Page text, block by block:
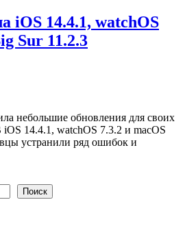
iOS 14.4.1, watchOS
Sur 11.2.3
небольшие обновления для своих
14.4.1, watchOS 7.3.2 и macOS
устранили ряд ошибок и
Поиск